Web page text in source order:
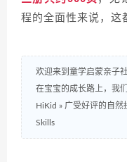
程的全面性来说，这
欢迎来到童学启蒙亲子
在宝宝的成长路上，我
HiKid » 广受好评的自然
Skills